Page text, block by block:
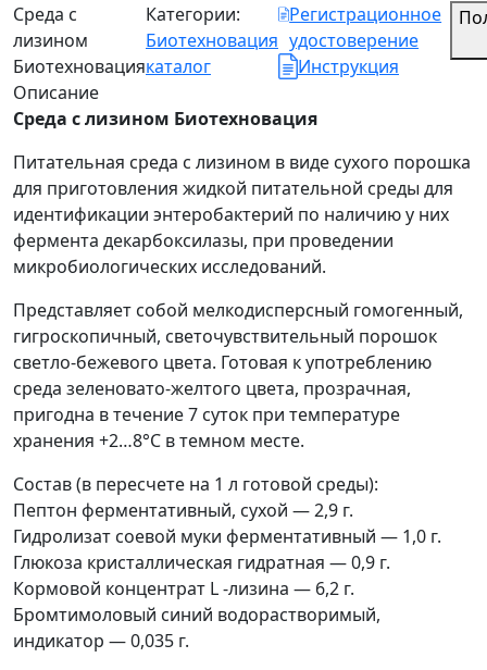
Среда с
лизином
Биотехновация
Категории:
Биотехновация
каталог
Регистрационное
удостоверение
Инструкция
Описание
Среда с лизином Биотехновация
Питательная среда с лизином в виде сухого порошка
для приготовления жидкой питательной среды для
идентификации энтеробактерий по наличию у них
фермента декарбоксилазы, при проведении
микробиологических исследований.
Представляет собой мелкодисперсный гомогенный,
гигроскопичный, светочувствительный порошок
светло-бежевого цвета. Готовая к употреблению
среда зеленовато-желтого цвета, прозрачная,
пригодна в течение 7 суток при температуре
хранения +2…8°C в темном месте.
Состав (в пересчете на 1 л готовой среды):
Пептон ферментативный, сухой — 2,9 г.
Гидролизат соевой муки ферментативный — 1,0 г.
Глюкоза кристаллическая гидратная — 0,9 г.
Кормовой концентрат L -лизина — 6,2 г.
Бромтимоловый синий водорастворимый,
индикатор — 0,035 г.